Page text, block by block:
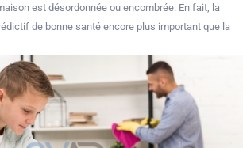
est désordonnée ou encombrée. En fait, la
de bonne santé encore plus important que la